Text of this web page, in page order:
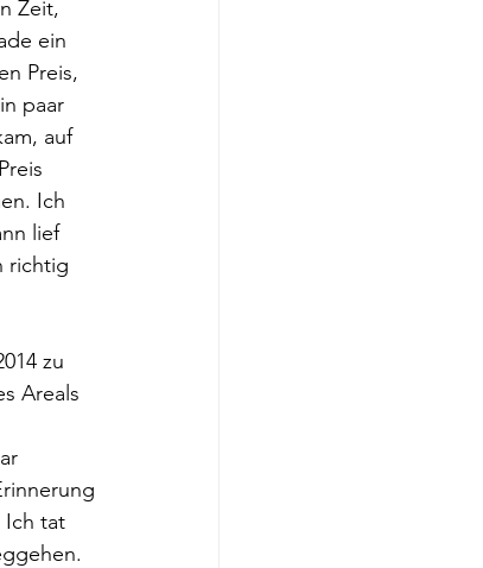
Zeit,
ein
Preis,
paar
auf
Ich
lief
richtig
zu
Areals
Ich tat